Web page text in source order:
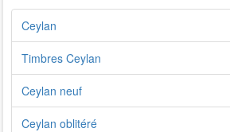
Ceylan
Timbres Ceylan
Ceylan neuf
Ceylan oblitéré